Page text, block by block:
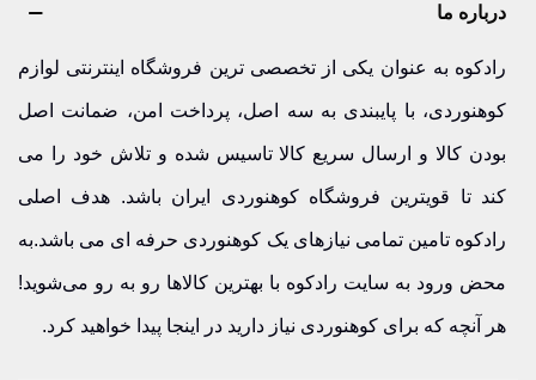
درباره ما
رادکوه به عنوان یکی از تخصصی ترین فروشگاه اینترنتی لوازم
کوهنوردی، با پایبندی به سه اصل، پرداخت امن، ضمانت اصل
بودن کالا و ارسال سریع کالا تاسیس شده و تلاش خود را می
کند تا قویترین فروشگاه کوهنوردی ایران باشد. هدف اصلی
رادکوه تامین تمامی نیازهای یک کوهنوردی حرفه ای می باشد.به
محض ورود به سایت رادکوه با بهترین کالاها رو به رو می‌شوید!
هر آنچه که برای کوهنوردی نیاز دارید در اینجا پیدا خواهید کرد.